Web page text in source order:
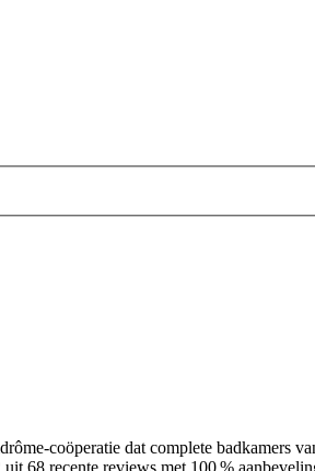
coöperatie dat complete badkamers
68 recente reviews met 100 %